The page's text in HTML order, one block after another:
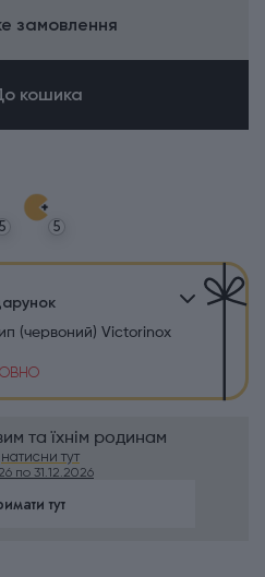
замовлення
кошика
5 5
(червоний) Victorinox
та їхнім родинам
натисни тут
по 31.12.2026
тут